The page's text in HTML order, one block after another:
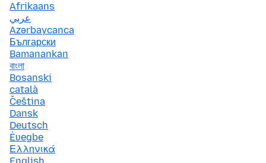
Afrikaans
عربي
Azərbaycanca
Български
Bamanankan
বাংলা
Bosanski
català
Čeština
Dansk
Deutsch
Èʋegbe
Ελληνικά